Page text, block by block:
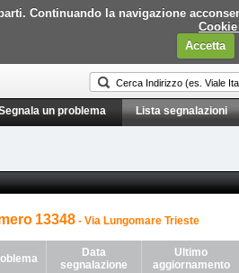
Continuando la navigazione
Accetta
un problema Lista segnalazioni
13348 - Via Lungomare Trieste
Data
segnalazione
Ultimo
aggiornamento